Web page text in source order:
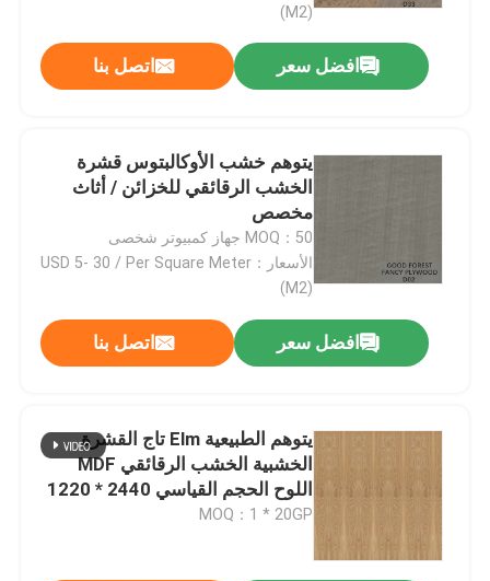
(M2)
افضل سعر اتصل بنا
يتوهم خشب الأوكالبتوس قشرة
الخشب الرقائقي للخزائن / أثاث
مخصص
MOQ：50 جهاز كمبيوتر شخصى
الأسعار：USD 5- 30 / Per Square Meter
(M2)
افضل سعر اتصل بنا
يتوهم الطبيعية Elm تاج القشرة
الخشبية الخشب الرقائقي MDF
اللوح الحجم القياسي 2440 * 1220
MOQ：1 * 20GP